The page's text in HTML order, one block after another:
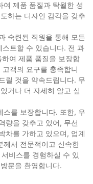
제품 품질과 탁월한 성
하는 디자인 감각을 갖추
숙련된 직원을 통해 모든
트할 수 있습니다. 전 과
여 제품 품질을 보장합
객의 요구를 충족합니
릴 것을 약속드립니다. 무
거나 더 자세히 알고 싶
스를 보장합니다. 또한, 우
량을 갖추고 있어, 무선
차를 가하고 있으며, 업계
께서 전문적이고 신속한
비스를 경험하실 수 있
문을 환영합니다.